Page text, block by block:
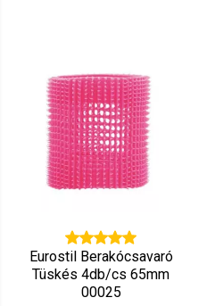
Eurostil Berakócsavaró
Tüskés 4db/cs 65mm
00025